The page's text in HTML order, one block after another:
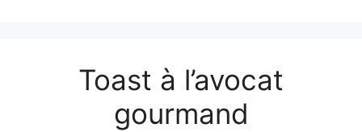
Toast à l’avocat
gourmand